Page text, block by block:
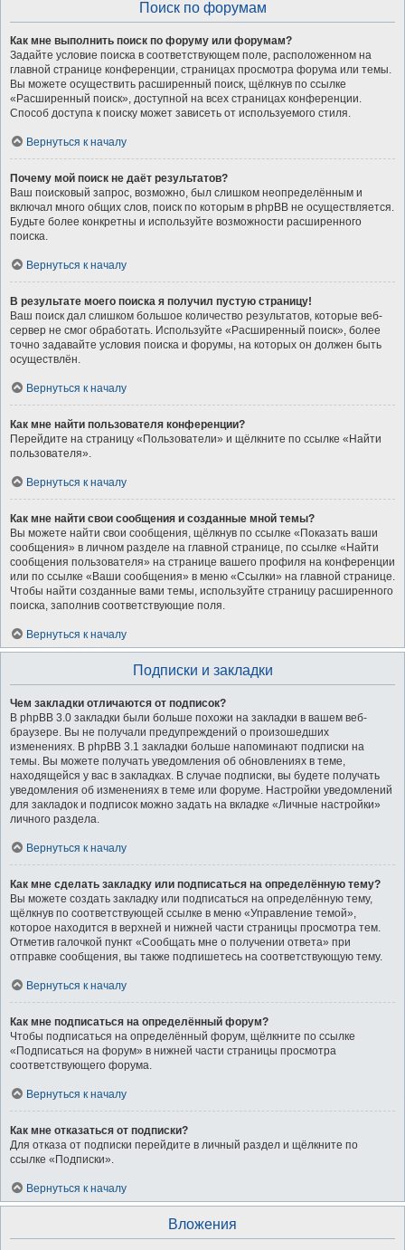
Поиск по форумам
Как мне выполнить поиск по форуму или форумам?
Задайте условие поиска в соответствующем поле, расположенном на
главной странице конференции, страницах просмотра форума или темы.
Вы можете осуществить расширенный поиск, щёлкнув по ссылке
«Расширенный поиск», доступной на всех страницах конференции.
Способ доступа к поиску может зависеть от используемого стиля.
Вернуться к началу
Почему мой поиск не даёт результатов?
Ваш поисковый запрос, возможно, был слишком неопределённым и
включал много общих слов, поиск по которым в phpBB не осуществляется.
Будьте более конкретны и используйте возможности расширенного
поиска.
Вернуться к началу
В результате моего поиска я получил пустую страницу!
Ваш поиск дал слишком большое количество результатов, которые веб-
сервер не смог обработать. Используйте «Расширенный поиск», более
точно задавайте условия поиска и форумы, на которых он должен быть
осуществлён.
Вернуться к началу
Как мне найти пользователя конференции?
Перейдите на страницу «Пользователи» и щёлкните по ссылке «Найти
пользователя».
Вернуться к началу
Как мне найти свои сообщения и созданные мной темы?
Вы можете найти свои сообщения, щёлкнув по ссылке «Показать ваши
сообщения» в личном разделе на главной странице, по ссылке «Найти
сообщения пользователя» на странице вашего профиля на конференции
или по ссылке «Ваши сообщения» в меню «Ссылки» на главной странице.
Чтобы найти созданные вами темы, используйте страницу расширенного
поиска, заполнив соответствующие поля.
Вернуться к началу
Подписки и закладки
Чем закладки отличаются от подписок?
В phpBB 3.0 закладки были больше похожи на закладки в вашем веб-
браузере. Вы не получали предупреждений о произошедших
изменениях. В phpBB 3.1 закладки больше напоминают подписки на
темы. Вы можете получать уведомления об обновлениях в теме,
находящейся у вас в закладках. В случае подписки, вы будете получать
уведомления об изменениях в теме или форуме. Настройки уведомлений
для закладок и подписок можно задать на вкладке «Личные настройки»
личного раздела.
Вернуться к началу
Как мне сделать закладку или подписаться на определённую тему?
Вы можете создать закладку или подписаться на определённую тему,
щёлкнув по соответствующей ссылке в меню «Управление темой»,
которое находится в верхней и нижней части страницы просмотра тем.
Отметив галочкой пункт «Сообщать мне о получении ответа» при
отправке сообщения, вы также подпишетесь на соответствующую тему.
Вернуться к началу
Как мне подписаться на определённый форум?
Чтобы подписаться на определённый форум, щёлкните по ссылке
«Подписаться на форум» в нижней части страницы просмотра
соответствующего форума.
Вернуться к началу
Как мне отказаться от подписки?
Для отказа от подписки перейдите в личный раздел и щёлкните по
ссылке «Подписки».
Вернуться к началу
Вложения